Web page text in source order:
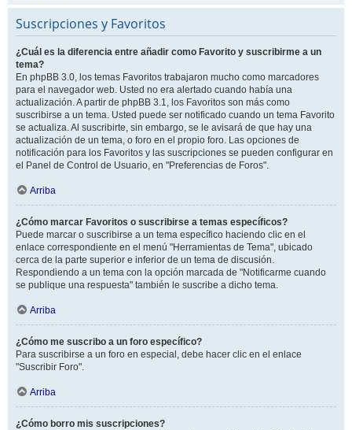
Suscripciones y Favoritos
¿Cuál es la diferencia entre añadir como Favorito y suscribirme a un
tema?
En phpBB 3.0, los temas Favoritos trabajaron mucho como marcadores
para el navegador web. Usted no era alertado cuando había una
actualización. A partir de phpBB 3.1, los Favoritos son más como
suscribirse a un tema. Usted puede ser notificado cuando un tema Favorito
se actualiza. Al suscribirte, sin embargo, se le avisará de que hay una
actualización de un tema, o foro en el propio foro. Las opciones de
notificación para los Favoritos y las suscripciones se pueden configurar en
el Panel de Control de Usuario, en "Preferencias de Foros".
Arriba
¿Cómo marcar Favoritos o suscribirse a temas específicos?
Puede marcar o suscribirse a un tema específico haciendo clic en el
enlace correspondiente en el menú "Herramientas de Tema", ubicado
cerca de la parte superior e inferior de un tema de discusión.
Respondiendo a un tema con la opción marcada de "Notificarme cuando
se publique una respuesta" también le suscribe a dicho tema.
Arriba
¿Cómo me suscribo a un foro específico?
Para suscribirse a un foro en especial, debe hacer clic en el enlace
"Suscribir Foro".
Arriba
¿Cómo borro mis suscripciones?